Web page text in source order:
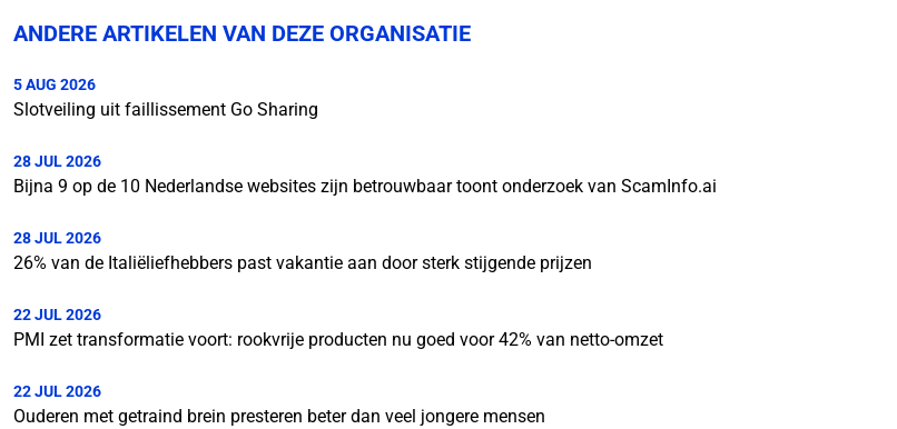
ANDERE ARTIKELEN VAN DEZE ORGANISATIE
5 AUG 2026
Slotveiling uit faillissement Go Sharing
28 JUL 2026
Bijna 9 op de 10 Nederlandse websites zijn betrouwbaar toont onderzoek van ScamInfo.ai
28 JUL 2026
26% van de Italiëliefhebbers past vakantie aan door sterk stijgende prijzen
22 JUL 2026
PMI zet transformatie voort: rookvrije producten nu goed voor 42% van netto-omzet
22 JUL 2026
Ouderen met getraind brein presteren beter dan veel jongere mensen